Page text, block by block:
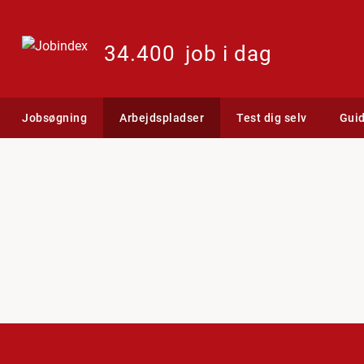
34.400 job i dag
Jobsøgning Arbejdspladser Test dig selv